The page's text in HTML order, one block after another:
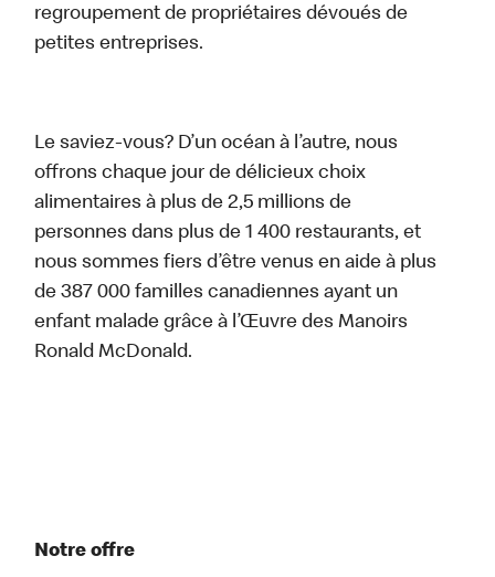
regroupement de propriétaires dévoués de
petites entreprises.
Le saviez-vous? D’un océan à l’autre, nous
offrons chaque jour de délicieux choix
alimentaires à plus de 2,5 millions de
personnes dans plus de 1 400 restaurants, et
nous sommes fiers d’être venus en aide à plus
de 387 000 familles canadiennes ayant un
enfant malade grâce à l’Œuvre des Manoirs
Ronald McDonald.
Notre offre